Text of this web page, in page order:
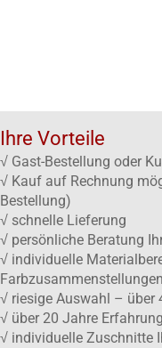
Ihre Vorteile
√ Gast-Bestellung oder
√ Kauf auf Rechnung
Bestellung)
√ schnelle Lieferung
√ persönliche Beratung
√ individuelle
Farbzusammenstellungen
√ riesige Auswahl –
√ über 20 Jahre Erfahrung
√ individuelle Zuschnitte